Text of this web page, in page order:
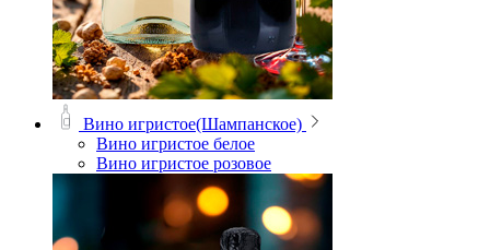
Вино игристое(Шампанское)
Вино игристое белое
Вино игристое розовое